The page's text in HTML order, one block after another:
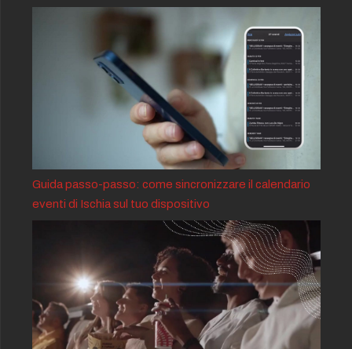
Guida passo-passo: come sincronizzare il calendario
eventi di Ischia sul tuo dispositivo